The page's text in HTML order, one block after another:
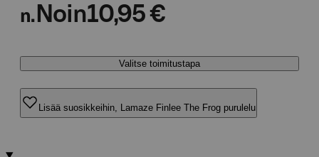
n. Noin10,95 €
Valitse toimitustapa
Lisää suosikkeihin, Lamaze Finlee The Frog purulelu